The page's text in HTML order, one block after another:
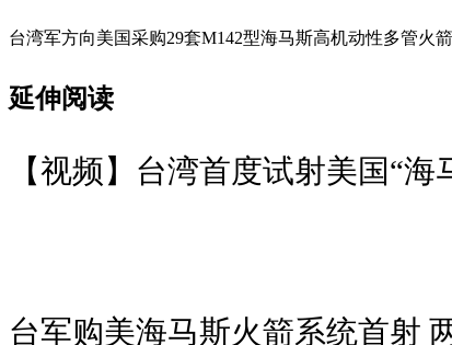
台湾军方向美国采购29套M142型海马斯高机动性多管火
延伸阅读
【视频】台湾首度试射美国“海
台军购美海马斯火箭系统首射